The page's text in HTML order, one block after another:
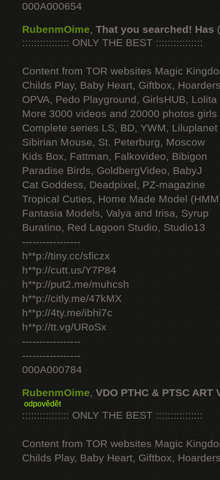
000A000654
RubenmOime, That you searched! Has
:::::::::::::::: ONLY THE BEST ::::::::::::::::
Content from TOR websites Magic
Childs Play, Baby Heart, Giftbox,
OPVA, Pedo Playground, GirlsHUB, Lolita
More 3000 videos and 20000 photos
Complete series LS, BD, YWM, Liluplanet
Sibirian Mouse, St. Peterburg, Moscow
Kids Box, Fattman, Falkovideo, Bibigon
Paradise Birds, GoldbergVideo, BabyJ
Cat Goddess, Deadpixel, PZ-magazine
Tropical Cuties, Home Made Model
Fantasia Models, Valya and Irisa, Syrup
Buratino, Red Lagoon Studio, Studio13
-----------------
h**p://tiny.cc/sficzx
h**p://cutt.us/Y7P84
h**p://put2.me/muhcsh
h**p://citly.me/47kMX
h**p://4ty.me/ibhi7c
h**p://tt.vg/URoSx
-----------------
-----------------
000A000784
RubenmOime, VDO PTHC & PTSC ART
odpovědět
:::::::::::::::: ONLY THE BEST ::::::::::::::::
Content from TOR websites Magic
Childs Play, Baby Heart, Giftbox,